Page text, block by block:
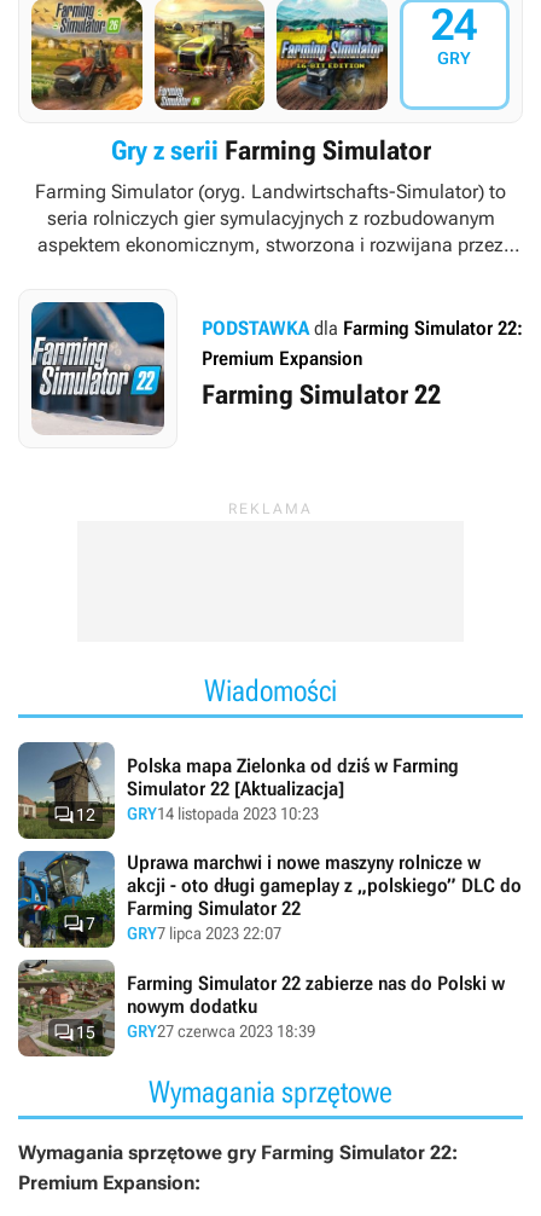
24
GRY
Gry z serii Farming Simulator
Farming Simulator(oryg. Landwirtschafts-Simulator) to
seria rolniczych gier symulacyjnych z rozbudowanym
aspektem ekonomicznym, stworzona i rozwijana przez
czołówki gatunku symulatorów pracy ciężkim sprzętem
mechanicznym.
W latach 2012-2021 wydawcą gier spod
tego szyldu była firma Focus Home Interactive (później
przemianowana na Focus Entertainment)
2021 roku studio GIANTS Software ogłosiło jednak, że od
tej pory będzie wydawać następne części serii własnym
PODSTAWKAdla Farming Simulator 22:
Premium Expansion
Farming Simulator 22
Wiadomości
12
Polska mapa Zielonka od dziś w Farming
Simulator 22 [Aktualizacja]
GRY14 listopada 2023 10:23
7
Uprawa marchwi i nowe maszyny rolnicze w
akcji - oto długi gameplay z „polskiego” DLC do
Farming Simulator 22
GRY7 lipca 2023 22:07
15
Farming Simulator 22 zabierze nas do Polski w
nowym dodatku
GRY27 czerwca 2023 18:39
Wymagania sprzętowe
Wymagania sprzętowe gry Farming Simulator 22:
Premium Expansion: